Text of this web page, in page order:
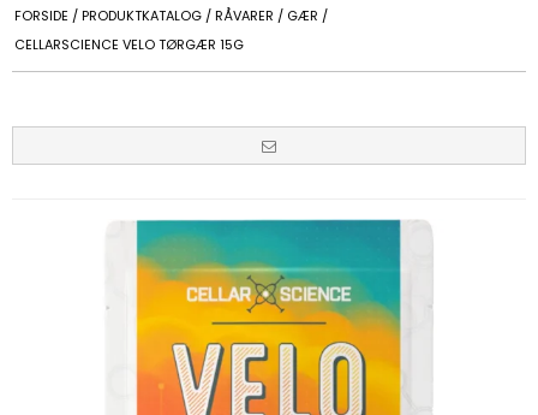
FORSIDE / PRODUKTKATALOG /RÅVARER / GÆR /
CELLARSCIENCE VELO TØRGÆR 15G